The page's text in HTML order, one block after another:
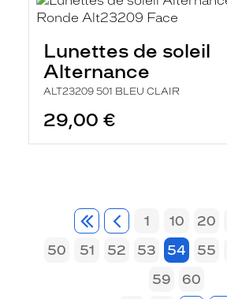
Lunettes de soleil
Alternance
ALT23209 501 BLEU CLAIR
29,00 €
1 10 20
50
51 52 53 54 55
59
60